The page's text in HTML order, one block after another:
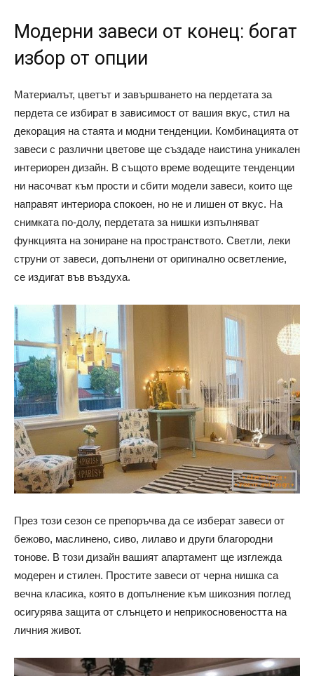
Модерни завеси от конец: богат
избор от опции
Материалът, цветът и завършването на пердетата за
пердета се избират в зависимост от вашия вкус, стил на
декорация на стаята и модни тенденции. Комбинацията от
завеси с различни цветове ще създаде наистина уникален
интериорен дизайн. В същото време водещите тенденции
ни насочват към прости и сбити модели завеси, които ще
направят интериора спокоен, но не и лишен от вкус. На
снимката по-долу, пердетата за нишки изпълняват
функцията на зониране на пространството. Светли, леки
струни от завеси, допълнени от оригинално осветление,
се издигат във въздуха.
През този сезон се препоръчва да се изберат завеси от
бежово, маслинено, сиво, лилаво и други благородни
тонове. В този дизайн вашият апартамент ще изглежда
модерен и стилен. Простите завеси от черна нишка са
вечна класика, която в допълнение към шикозния поглед
осигурява защита от слънцето и неприкосновеността на
личния живот.